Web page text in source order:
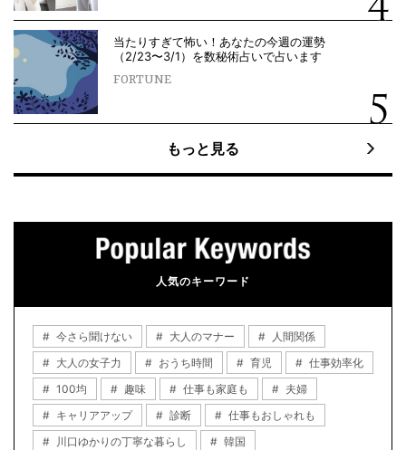
当たりすぎて怖い！あなたの今週の運勢
（2/23〜3/1）を数秘術占いで占います
FORTUNE
もっと見る
人気のキーワード
今さら聞けない 大人のマナー
人間関係
大人の女子力
おうち時間 育児
仕事効率化
100均
趣味 仕事も家庭も
夫婦
キャリアアップ
診断
仕事もおしゃれも
川口ゆかりの丁寧な暮らし
韓国